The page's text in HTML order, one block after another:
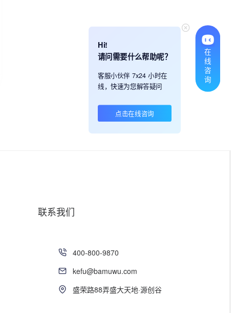
联系我们
400-800-9870
kefu@bamuwu.com
盛荣路88弄盛大天地·源创谷
Hi!
请问需要什么帮助呢？
客服小伙伴 7x24 小时在
线，快速为您解答疑问
点击在线咨询
在
线
咨
询